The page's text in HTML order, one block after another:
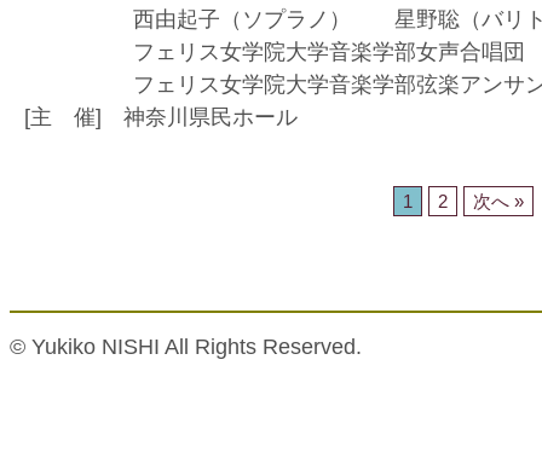
西由起子（ソプラノ） 星野聡（バリト
フェリス女学院大学音楽学部女声合唱団
フェリス女学院大学音楽学部弦楽アンサ
[主 催] 神奈川県民ホール
1 2 次へ »
© Yukiko NISHI All Rights Reserved.